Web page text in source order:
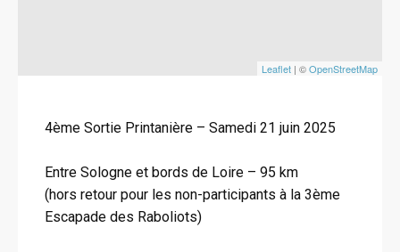
Leaflet | ©OpenStreetMap
4ème Sortie Printanière – Samedi 21 juin 2025
Entre Sologne et bords de Loire – 95 km
(hors retour pour les non-participants à la 3ème
Escapade des Raboliots)